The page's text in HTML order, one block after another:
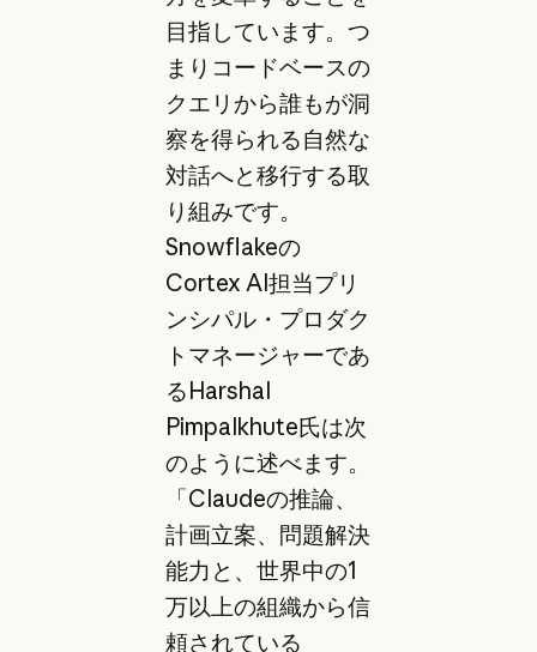
目指しています。つ
まりコードベースの
クエリから誰もが洞
察を得られる自然な
対話へと移行する取
り組みです。
Snowflakeの
Cortex AI担当プリ
ンシパル・プロダク
トマネージャーであ
るHarshal
Pimpalkhute氏は次
のように述べます。
「Claudeの推論、
計画立案、問題解決
能力と、世界中の1
万以上の組織から信
頼されている